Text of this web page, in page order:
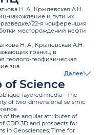
Н. А., Крылевская А.Н.
нахождение и пути их
22-я конференция
месторождений нефти
Н. А., Крылевская А.Н.
границ в
геолого-геофизическая
зна...
Далее
of Science
layered media - The
of two-dimensional seismic
of the angular attributes of
CDP 3D and prospects for
in Geosciences; Time for